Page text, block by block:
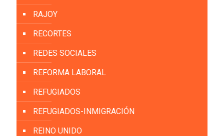
RAJOY
RECORTES
REDES SOCIALES
REFORMA LABORAL
REFUGIADOS
REFUGIADOS-INMIGRACIÓN
REINO UNIDO